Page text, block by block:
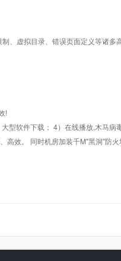
、虚拟目录、错误页面定义等诸多
!
软件下载； 4）在线播放,木马病
效。 同时机房加装千M"黑洞"防火